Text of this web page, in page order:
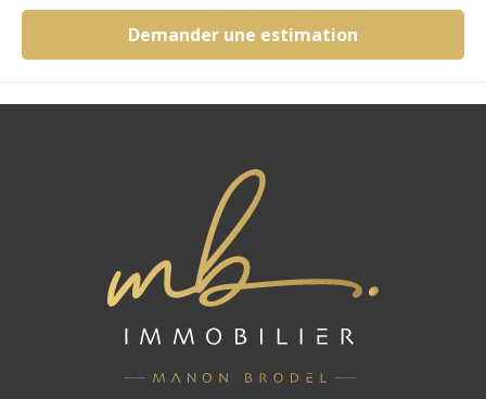
Demander une estimation